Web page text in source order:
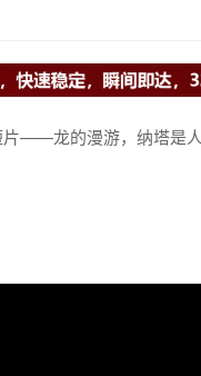
——龙的漫游，纳塔是